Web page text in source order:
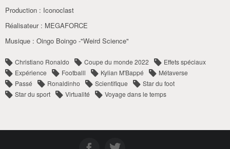
Production : Iconoclast
Réalisateur : MEGAFORCE
Musique : Oingo Boingo -"Weird Science"
Christiano Ronaldo Coupe du monde 2022
Effets spéciaux
Expérience
Footballl Kylian M'Bappé
Métaverse
Passé
Ronaldinho Scientifique
Star du foot
Star du sport
Virtualité Voyage dans le temps